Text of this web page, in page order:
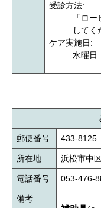
受診方法:
「ロ
してく
ケア実施日:
水曜日
郵便番号 433-8125
所在地 浜松市中
電話番号 053-476-
備考